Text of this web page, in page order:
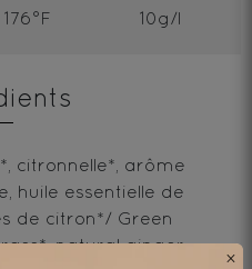
10g/l
citronnelle*, arôme
huile essentielle de
de citron*/ Green
natural ginger
×